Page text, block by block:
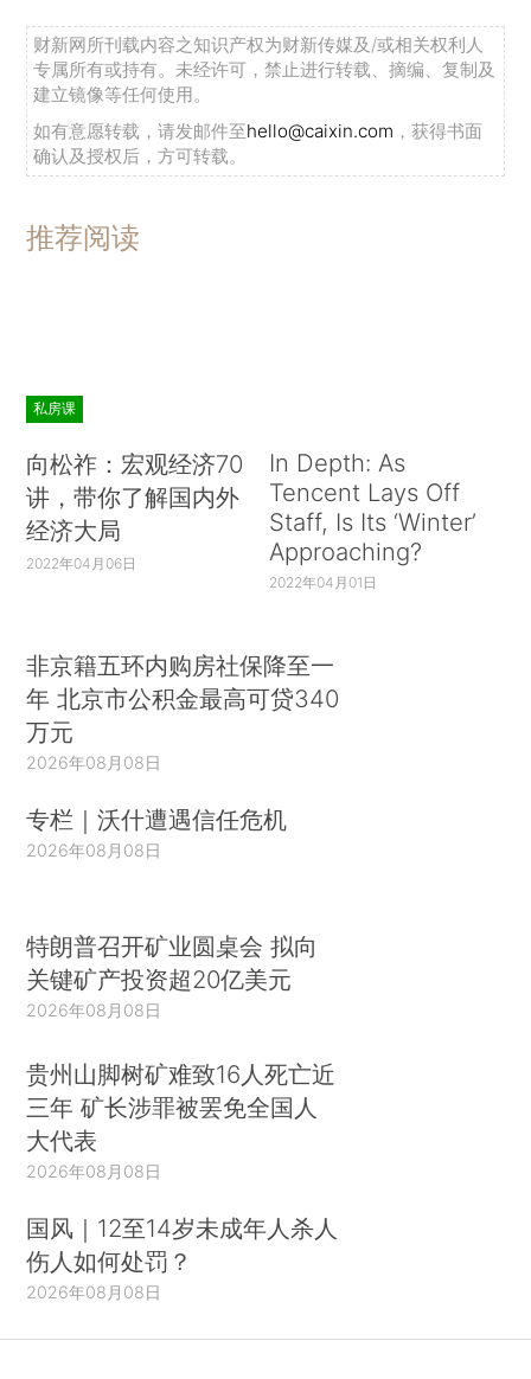
财新网所刊载内容之知识产权为财新传媒及/或相关权利人
专属所有或持有。未经许可，禁止进行转载、摘编、复制及
建立镜像等任何使用。
如有意愿转载，请发邮件至hello@caixin.com ，获得书面
确认及授权后，方可转载。
推荐阅读
私房课
向松祚：宏观经济70
讲，带你了解国内外
经济大局
2022年04月06日
In Depth: As
Tencent Lays Off
Staff, Is Its ‘Winter’
Approaching?
2022年04月01日
非京籍五环内购房社保降至一
年 北京市公积金最高可贷340
万元
2026年08月08日
专栏｜沃什遭遇信任危机
2026年08月08日
特朗普召开矿业圆桌会 拟向
关键矿产投资超20亿美元
2026年08月08日
贵州山脚树矿难致16人死亡近
三年 矿长涉罪被罢免全国人
大代表
2026年08月08日
国风｜12至14岁未成年人杀人
伤人如何处罚？
2026年08月08日